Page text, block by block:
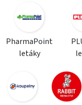
PharmaPoint
letáky